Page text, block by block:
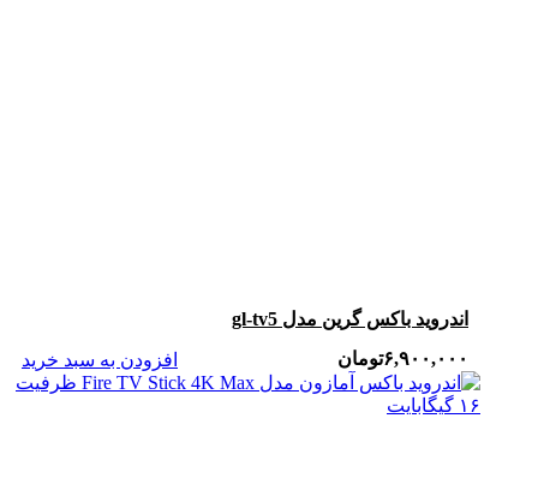
اندروید باکس گرین مدل gl-tv5
افزودن به سبد خرید
۶,۹۰۰,۰۰۰تومان